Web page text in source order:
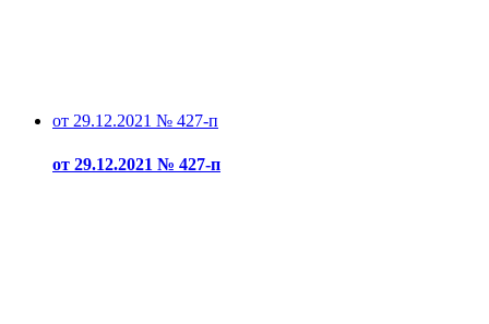
от 29.12.2021 № 427-п
от 29.12.2021 № 427-п